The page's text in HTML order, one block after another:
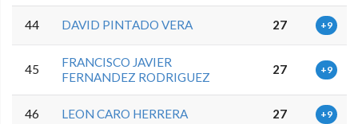
44 DAVID PINTADO VERA 27 +9
45
FRANCISCO JAVIER
FERNANDEZ RODRIGUEZ
27 +9
46 LEON CARO HERRERA 27 +9